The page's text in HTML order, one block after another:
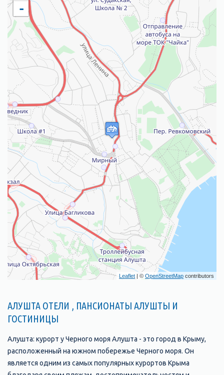
-
Leaflet | © OpenStreetMap contributors
АЛУШТА ОТЕЛИ , ПАНСИОНАТЫ АЛУШТЫ И
ГОСТИНИЦЫ
Алушта: курорт у Черного моря Алушта - это город в Крыму,
расположенный на южном побережье Черного моря. Он
является одним из самых популярных курортов Крыма